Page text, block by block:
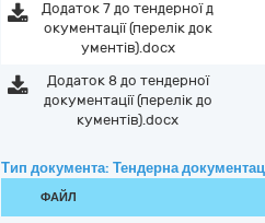
Додаток 7 до тендерної д
окументації (перелік док
ументів).docx
Додаток 8 до тендерної
документації (перелік до
кументів).docx
Тип документа: Тендерна
ФАЙЛ